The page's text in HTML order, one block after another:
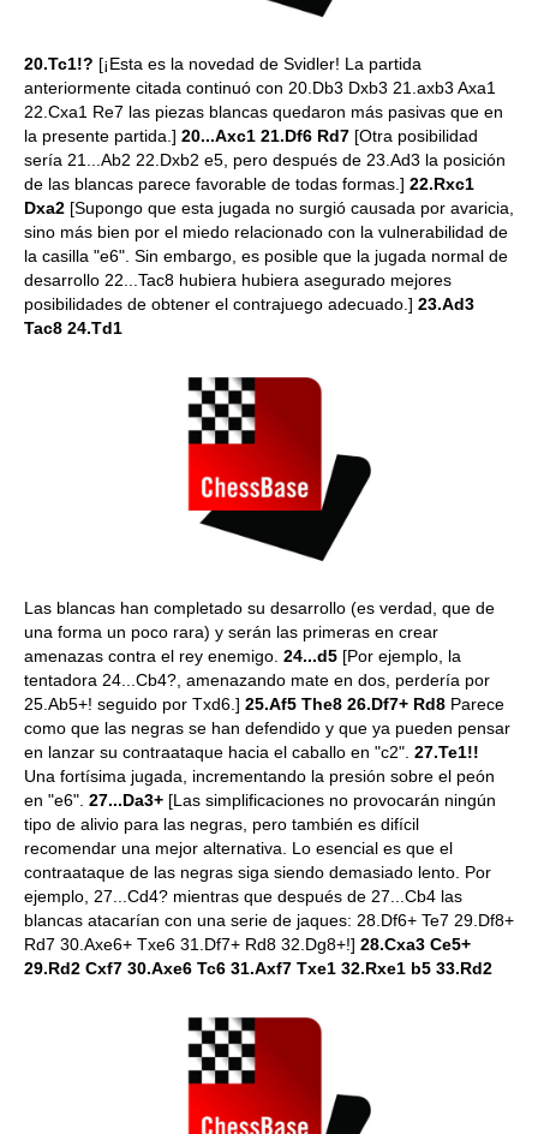
20.Tc1!? [¡Esta es la novedad de Svidler! La partida
anteriormente citada continuó con 20.Db3 Dxb3 21.axb3 Axa1
22.Cxa1 Re7 las piezas blancas quedaron más pasivas que en
la presente partida.] 20...Axc1 21.Df6 Rd7 [Otra posibilidad
sería 21...Ab2 22.Dxb2 e5, pero después de 23.Ad3 la posición
de las blancas parece favorable de todas formas.] 22.Rxc1
Dxa2 [Supongo que esta jugada no surgió causada por avaricia,
sino más bien por el miedo relacionado con la vulnerabilidad de
la casilla "e6". Sin embargo, es posible que la jugada normal de
desarrollo 22...Tac8 hubiera hubiera asegurado mejores
posibilidades de obtener el contrajuego adecuado.] 23.Ad3
Tac8 24.Td1
Las blancas han completado su desarrollo (es verdad, que de
una forma un poco rara) y serán las primeras en crear
amenazas contra el rey enemigo. 24...d5 [Por ejemplo, la
tentadora 24...Cb4?, amenazando mate en dos, perdería por
25.Ab5+! seguido por Txd6.] 25.Af5 The8 26.Df7+ Rd8 Parece
como que las negras se han defendido y que ya pueden pensar
en lanzar su contraataque hacia el caballo en "c2". 27.Te1!!
Una fortísima jugada, incrementando la presión sobre el peón
en "e6". 27...Da3+ [Las simplificaciones no provocarán ningún
tipo de alivio para las negras, pero también es difícil
recomendar una mejor alternativa. Lo esencial es que el
contraataque de las negras siga siendo demasiado lento. Por
ejemplo, 27...Cd4? mientras que después de 27...Cb4 las
blancas atacarían con una serie de jaques: 28.Df6+ Te7 29.Df8+
Rd7 30.Axe6+ Txe6 31.Df7+ Rd8 32.Dg8+!] 28.Cxa3 Ce5+
29.Rd2 Cxf7 30.Axe6 Tc6 31.Axf7 Txe1 32.Rxe1 b5 33.Rd2